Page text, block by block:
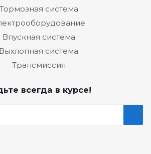
Тормозная система
Впускная система
Выхлопная система
Трансмиссия
всегда в курсе!